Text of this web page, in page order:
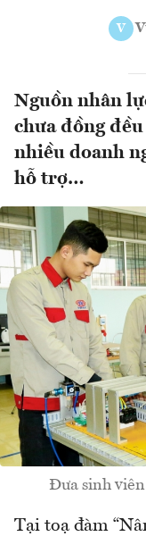
V
Nguồn nhân
chưa đồng
nhiều doanh
hỗ trợ…
Đưa sinh
Tại toạ đàm